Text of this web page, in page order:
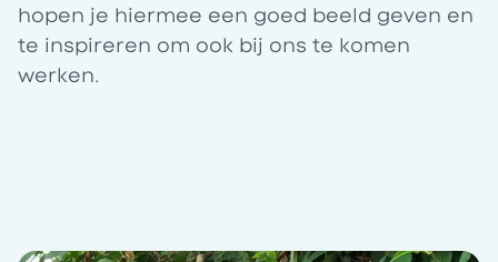
hopen je hiermee een goed beeld geven en
te inspireren om ook bij ons te komen
werken.